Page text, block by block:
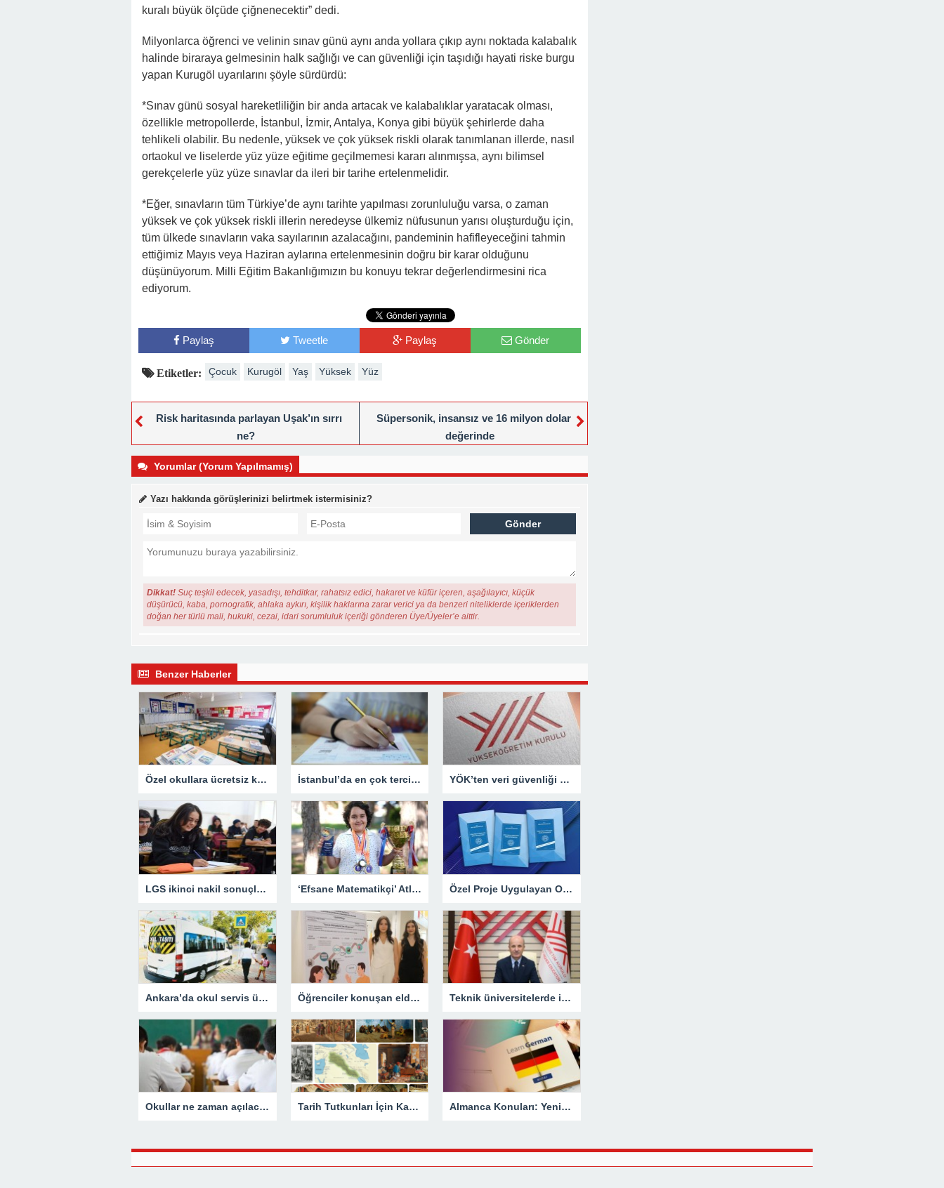
kuralı büyük ölçüde çiğnenecektir” dedi.
Milyonlarca öğrenci ve velinin sınav günü aynı anda yollara çıkıp aynı noktada kalabalık
halinde biraraya gelmesinin halk sağlığı ve can güvenliği için taşıdığı hayati riske burgu
yapan Kurugöl uyarılarını şöyle sürdürdü:
*Sınav günü sosyal hareketliliğin bir anda artacak ve kalabalıklar yaratacak olması,
özellikle metropollerde, İstanbul, İzmir, Antalya, Konya gibi büyük şehirlerde daha
tehlikeli olabilir. Bu nedenle, yüksek ve çok yüksek riskli olarak tanımlanan illerde, nasıl
ortaokul ve liselerde yüz yüze eğitime geçilmemesi kararı alınmışsa, aynı bilimsel
gerekçelerle yüz yüze sınavlar da ileri bir tarihe ertelenmelidir.
*Eğer, sınavların tüm Türkiye’de aynı tarihte yapılması zorunluluğu varsa, o zaman
yüksek ve çok yüksek riskli illerin neredeyse ülkemiz nüfusunun yarısı oluşturduğu için,
tüm ülkede sınavların vaka sayılarının azalacağını, pandeminin hafifleyeceğini tahmin
ettiğimiz Mayıs veya Haziran aylarına ertelenmesinin doğru bir karar olduğunu
düşünüyorum. Milli Eğitim Bakanlığımızın bu konuyu tekrar değerlendirmesini rica
ediyorum.
Paylaş Tweetle Paylaş Gönder
Etiketler: Çocuk Kurugöl Yaş Yüksek Yüz
Risk haritasında parlayan Uşak’ın sırrı
ne?
Süpersonik, insansız ve 16 milyon dolar
değerinde
Yorumlar (Yorum Yapılmamış)
Yazı hakkında görüşlerinizi belirtmek istermisiniz?
Dikkat! Suç teşkil edecek, yasadışı, tehditkar, rahatsız edici, hakaret ve küfür içeren, aşağılayıcı, küçük
düşürücü, kaba, pornografik, ahlaka aykırı, kişilik haklarına zarar verici ya da benzeri niteliklerde içeriklerden
doğan her türlü mali, hukuki, cezai, idari sorumluluk içeriği gönderen Üye/Üyeler’e aittir.
Benzer Haberler
Özel okullara ücretsiz kitap denetimi İstanbul’da en çok tercih edilen liseler YÖK’ten veri güvenliği açıklaması
LGS ikinci nakil sonuçları açıklandı ‘Efsane Matematikçi’ Atlas Özel Proje Uygulayan Okullar kılavuzu yayımlandı
Ankara’da okul servis ücretleri arttı Öğrenciler konuşan eldiven geliştirdi Teknik üniversitelerde iş birliği başlıyor
Okullar ne zaman açılacak? 2025-2026 eğitim öğretim yılı ne zaman başlayacak? Yaz tatili ne zaman bitiyor? Tarih Tutkunları İçin Kapsamlı Bir Kaynak: EnTarih.net Almanca Konuları: Yeni Bir Dil Dünyasına Kapı Aç!